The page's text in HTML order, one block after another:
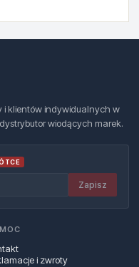
i klientów indywidualnych w
wiodących marek.
Zapisz
i zwroty